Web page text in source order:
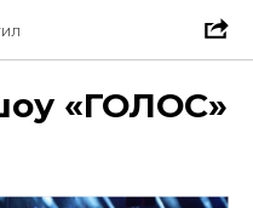
«ГОЛОС»